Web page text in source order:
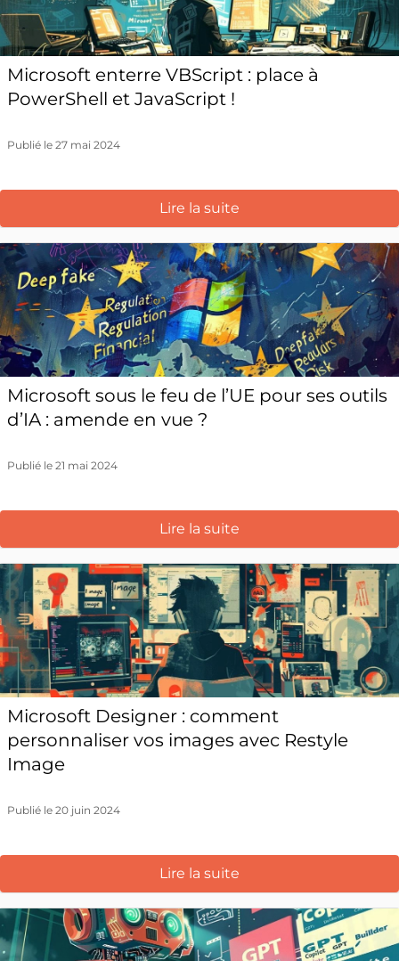
Microsoft enterre VBScript : place à
PowerShell et JavaScript !
Publié le 27 mai 2024
Lire la suite
Microsoft sous le feu de l’UE pour ses outils
d’IA : amende en vue ?
Publié le 21 mai 2024
Lire la suite
Microsoft Designer : comment
personnaliser vos images avec Restyle
Image
Publié le 20 juin 2024
Lire la suite